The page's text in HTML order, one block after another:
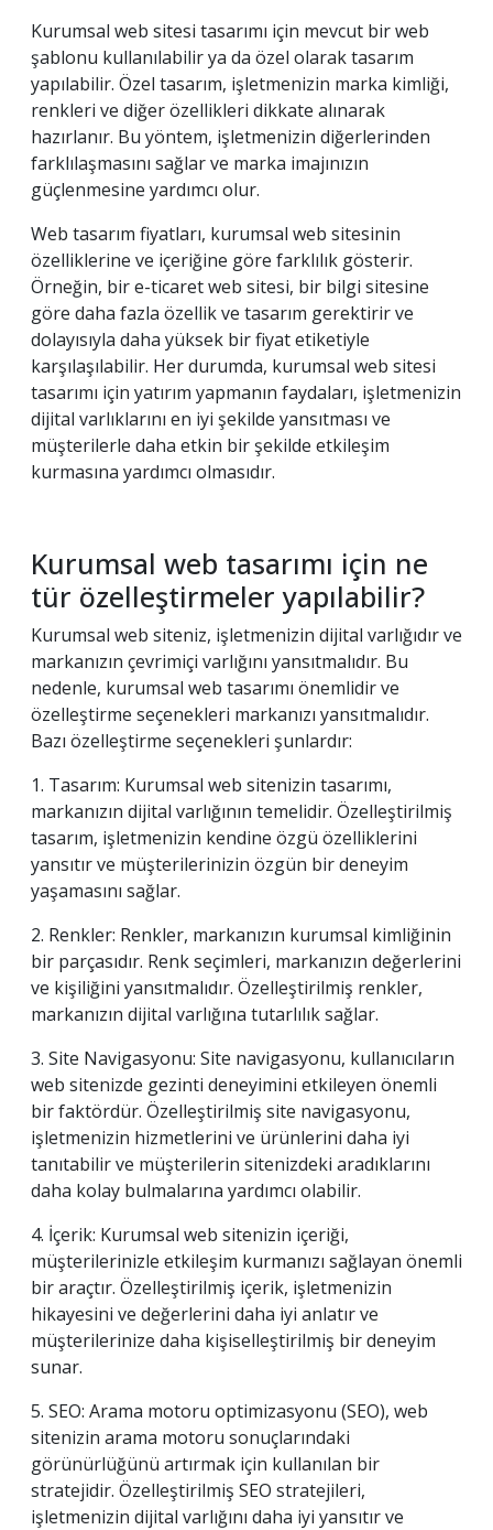
Kurumsal web sitesi tasarımı için mevcut bir web
şablonu kullanılabilir ya da özel olarak tasarım
yapılabilir. Özel tasarım, işletmenizin marka kimliği,
renkleri ve diğer özellikleri dikkate alınarak
hazırlanır. Bu yöntem, işletmenizin diğerlerinden
farklılaşmasını sağlar ve marka imajınızın
güçlenmesine yardımcı olur.
Web tasarım fiyatları, kurumsal web sitesinin
özelliklerine ve içeriğine göre farklılık gösterir.
Örneğin, bir e-ticaret web sitesi, bir bilgi sitesine
göre daha fazla özellik ve tasarım gerektirir ve
dolayısıyla daha yüksek bir fiyat etiketiyle
karşılaşılabilir. Her durumda, kurumsal web sitesi
tasarımı için yatırım yapmanın faydaları, işletmenizin
dijital varlıklarını en iyi şekilde yansıtması ve
müşterilerle daha etkin bir şekilde etkileşim
kurmasına yardımcı olmasıdır.
Kurumsal web tasarımı için ne
tür özelleştirmeler yapılabilir?
Kurumsal web siteniz, işletmenizin dijital varlığıdır ve
markanızın çevrimiçi varlığını yansıtmalıdır. Bu
nedenle, kurumsal web tasarımı önemlidir ve
özelleştirme seçenekleri markanızı yansıtmalıdır.
Bazı özelleştirme seçenekleri şunlardır:
1. Tasarım: Kurumsal web sitenizin tasarımı,
markanızın dijital varlığının temelidir. Özelleştirilmiş
tasarım, işletmenizin kendine özgü özelliklerini
yansıtır ve müşterilerinizin özgün bir deneyim
yaşamasını sağlar.
2. Renkler: Renkler, markanızın kurumsal kimliğinin
bir parçasıdır. Renk seçimleri, markanızın değerlerini
ve kişiliğini yansıtmalıdır. Özelleştirilmiş renkler,
markanızın dijital varlığına tutarlılık sağlar.
3. Site Navigasyonu: Site navigasyonu, kullanıcıların
web sitenizde gezinti deneyimini etkileyen önemli
bir faktördür. Özelleştirilmiş site navigasyonu,
işletmenizin hizmetlerini ve ürünlerini daha iyi
tanıtabilir ve müşterilerin sitenizdeki aradıklarını
daha kolay bulmalarına yardımcı olabilir.
4. İçerik: Kurumsal web sitenizin içeriği,
müşterilerinizle etkileşim kurmanızı sağlayan önemli
bir araçtır. Özelleştirilmiş içerik, işletmenizin
hikayesini ve değerlerini daha iyi anlatır ve
müşterilerinize daha kişiselleştirilmiş bir deneyim
sunar.
5. SEO: Arama motoru optimizasyonu (SEO), web
sitenizin arama motoru sonuçlarındaki
görünürlüğünü artırmak için kullanılan bir
stratejidir. Özelleştirilmiş SEO stratejileri,
işletmenizin dijital varlığını daha iyi yansıtır ve